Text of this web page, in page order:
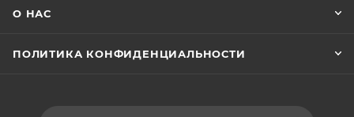
О НАС
ПОЛИТИКА КОНФИДЕНЦИАЛЬНОСТИ